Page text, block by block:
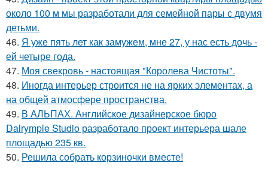
около 100 м мы разработали для семейной пары с двумя
детьми.
46. Я уже пять лет как замужем, мне 27, у нас есть дочь -
ей четыре года.
47. Моя свекровь - настоящая "Королева Чистоты".
48. Иногда интерьер строится не на ярких элементах, а
на общей атмосфере пространства.
49. В АЛЬПАХ. Английское дизайнерское бюро
Dalrymple Studio разработало проект интерьера шале
площадью 235 кв.
50. Решила собрать корзиночки вместе!